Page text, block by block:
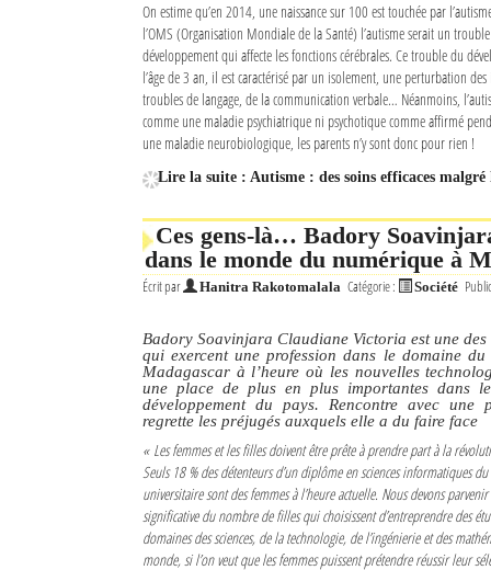
On estime qu’en 2014, une naissance sur 100 est touchée par
l’OMS (Organisation Mondiale de la Santé) l’autisme serait un
développement qui affecte les fonctions cérébrales. Ce trouble du
l’âge de 3 an, il est caractérisé par un isolement, une perturbation
troubles de langage, de la communication verbale… Néanmoins,
comme une maladie psychiatrique ni psychotique comme affirmé
une maladie neurobiologique, les parents n’y sont donc pour rien !
Lire la suite : Autisme : des soins efficaces malgré
Ces gens-là… Badory
dans le monde du numérique à
Écrit par Hanitra Rakotomalala Catégorie : Société
Badory Soavinjara Claudiane Victoria est une des
qui exercent une profession dans le domaine
Madagascar à l’heure où les nouvelles
une place de plus en plus importantes dans
développement du pays. Rencontre avec une
regrette les préjugés auxquels elle a du faire face
« Les femmes et les filles doivent être prête à prendre part à la
Seuls 18 % des détenteurs d’un diplôme en sciences informatiques
universitaire sont des femmes à l’heure actuelle. Nous devons
significative du nombre de filles qui choisissent d’entreprendre des
domaines des sciences, de la technologie, de l’ingénierie et des
monde, si l’on veut que les femmes puissent prétendre réussir leur